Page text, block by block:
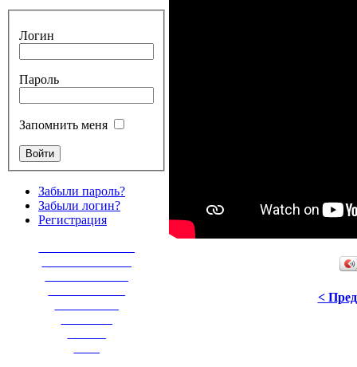
Логин
Пароль
Запомнить меня
Забыли пароль?
Забыли логин?
Регистрация
<